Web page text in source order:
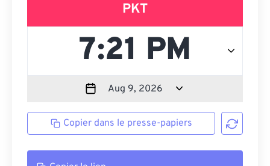
PKT
Copier dans le presse-papiers